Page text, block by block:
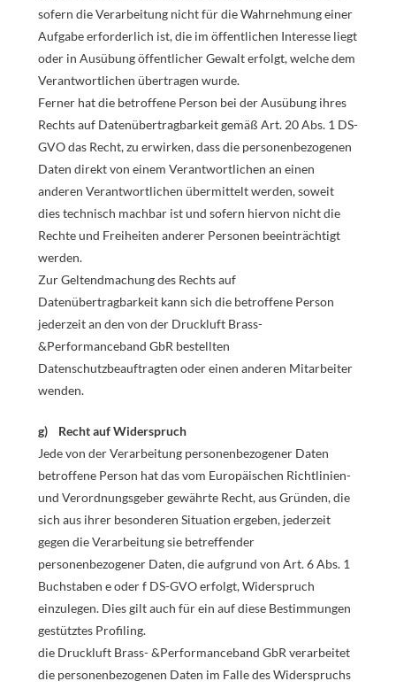
sofern die Verarbeitung nicht für die Wahrnehmung einer
Aufgabe erforderlich ist, die im öffentlichen Interesse liegt
oder in Ausübung öffentlicher Gewalt erfolgt, welche dem
Verantwortlichen übertragen wurde.
Ferner hat die betroffene Person bei der Ausübung ihres
Rechts auf Datenübertragbarkeit gemäß Art. 20 Abs. 1 DS-
GVO das Recht, zu erwirken, dass die personenbezogenen
Daten direkt von einem Verantwortlichen an einen
anderen Verantwortlichen übermittelt werden, soweit
dies technisch machbar ist und sofern hiervon nicht die
Rechte und Freiheiten anderer Personen beeinträchtigt
werden.
Zur Geltendmachung des Rechts auf
Datenübertragbarkeit kann sich die betroffene Person
jederzeit an den von der Druckluft Brass-
&Performanceband GbR bestellten
Datenschutzbeauftragten oder einen anderen Mitarbeiter
wenden.
g) Recht auf Widerspruch
Jede von der Verarbeitung personenbezogener Daten
betroffene Person hat das vom Europäischen Richtlinien-
und Verordnungsgeber gewährte Recht, aus Gründen, die
sich aus ihrer besonderen Situation ergeben, jederzeit
gegen die Verarbeitung sie betreffender
personenbezogener Daten, die aufgrund von Art. 6 Abs. 1
Buchstaben e oder f DS-GVO erfolgt, Widerspruch
einzulegen. Dies gilt auch für ein auf diese Bestimmungen
gestütztes Profiling.
die Druckluft Brass- &Performanceband GbR verarbeitet
die personenbezogenen Daten im Falle des Widerspruchs